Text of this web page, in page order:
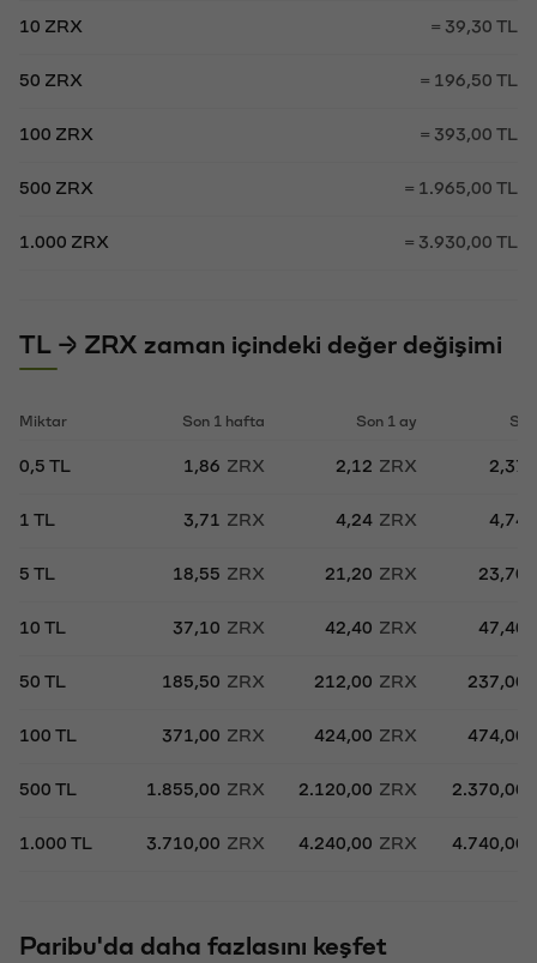
10 ZRX = 39,30 TL
50 ZRX = 196,50 TL
100 ZRX = 393,00 TL
500 ZRX = 1.965,00 TL
1.000 ZRX = 3.930,00 TL
TL → ZRX zaman içindeki değer değişimi
Miktar Son 1 hafta Son 1 ay
0,5 TL 1,86 ZRX 2,12 ZRX 2,37
1 TL 3,71 ZRX 4,24 ZRX 4,74
5 TL 18,55 ZRX 21,20 ZRX 23,70
10 TL 37,10 ZRX 42,40 ZRX 47,40
50 TL 185,50 ZRX 212,00 ZRX 237,00
100 TL 371,00 ZRX 424,00 ZRX 474,00
500 TL 1.855,00 ZRX 2.120,00 ZRX 2.370,00
1.000 TL 3.710,00 ZRX 4.240,00 ZRX 4.740,00
Paribu'da daha fazlasını keşfet